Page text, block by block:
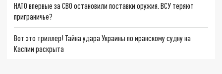
НАТО впервые за СВО остановили поставки оружия. ВСУ теряют
приграничье?
Вот это триллер! Тайна удара Украины по иранскому судну на
Каспии раскрыта